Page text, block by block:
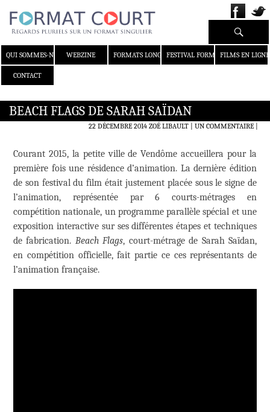
QUI SOMMES-NOUS ?WEBZINE FORMATS LONGS FESTIVAL FORMAT COURT
FILMS EN LIGNE
CONTACT
Recherche
BEACH FLAGS DE SARAH SAÏDAN
22 DÉCEMBRE 2014 ZOÉ LIBAULT UN COMMENTAIRE|
Courant 2015, la petite ville de Vendôme accueillera pour la
première fois une résidence d’animation. La dernière édition
de son festival du film était justement placée sous le signe de
l’animation, représentée par 6 courts-métrages en
compétition nationale, un programme parallèle spécial et une
exposition interactive sur ses différentes étapes et techniques
de fabrication. Beach Flags, court-métrage de Sarah Saïdan,
en compétition officielle, fait partie ce ces représentants de
l’animation française.